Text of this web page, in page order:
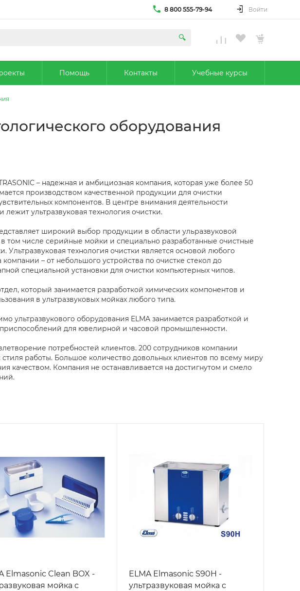
8 800 555-79-94 Войти
Помощь Контакты Учебные курсы
оборудования
– надежная и амбициозная компания, которая уже более 50
производством качественной продукции для очистки
компонентов. В центре внимания деятельности
лежит ультразвуковая технология очистки.
широкий выбор продукции в области ульразвуковой
в том числе серийные мойки и специально разработанные очистные
Ультразвуковая технология очистки является основой любого
компании – от небольшого устройства по очистке стекол до
специальной установки для очистки компьютерных чипов.
который занимается разработкой химических компонентов и
в ультразвуковых мойках любого типа.
ультразвукового оборудования ELMA занимается разработкой и
для ювелирной и часовой промышленности.
потребностей клиентов. 200 сотрудников компании
работы. Большое количество довольных клиентов по всему миру
качеством. Компания не останавливается на достигнутом и смело
Elmasonic Clean BOX -
мойка с
ELMA Elmasonic S90H -
ультразвуковая мойка с